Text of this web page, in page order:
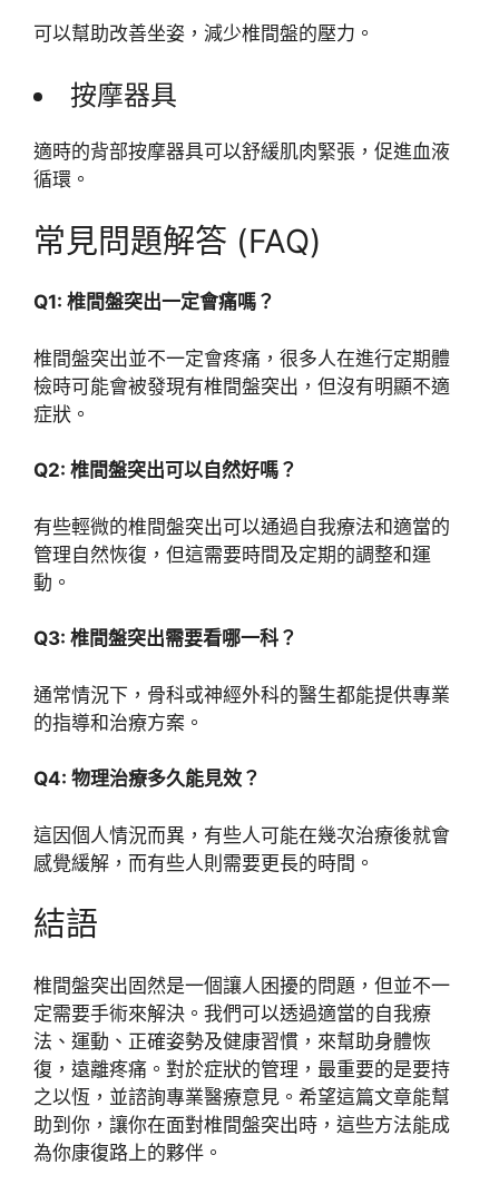
可以幫助改善坐姿，減少椎間盤的壓力。
按摩器具
適時的背部按摩器具可以舒緩肌肉緊張，促進血液
循環。
常見問題解答 (FAQ)
Q1: 椎間盤突出一定會痛嗎？
椎間盤突出並不一定會疼痛，很多人在進行定期體
檢時可能會被發現有椎間盤突出，但沒有明顯不適
症狀。
Q2: 椎間盤突出可以自然好嗎？
有些輕微的椎間盤突出可以通過自我療法和適當的
管理自然恢復，但這需要時間及定期的調整和運
動。
Q3: 椎間盤突出需要看哪一科？
通常情況下，骨科或神經外科的醫生都能提供專業
的指導和治療方案。
Q4: 物理治療多久能見效？
這因個人情況而異，有些人可能在幾次治療後就會
感覺緩解，而有些人則需要更長的時間。
結語
椎間盤突出固然是一個讓人困擾的問題，但並不一
定需要手術來解決。我們可以透過適當的自我療
法、運動、正確姿勢及健康習慣，來幫助身體恢
復，遠離疼痛。對於症狀的管理，最重要的是要持
之以恆，並諮詢專業醫療意見。希望這篇文章能幫
助到你，讓你在面對椎間盤突出時，這些方法能成
為你康復路上的夥伴。